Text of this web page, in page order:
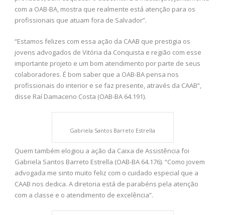
com a OAB-BA, mostra que realmente está atenção para os
profissionais que atuam fora de Salvador”.
“Estamos felizes com essa ação da CAAB que prestigia os
jovens advogados de Vitória da Conquista e região com esse
importante projeto e um bom atendimento por parte de seus
colaboradores. É bom saber que a OAB-BA pensa nos
profissionais do interior e se faz presente, através da CAAB”,
disse Raí Damaceno Costa (OAB-BA 64.191).
Gabriela Santos Barreto Estrella
Quem também elogiou a ação da Caixa de Assistência foi
Gabriela Santos Barreto Estrella (OAB-BA 64.176). “Como jovem
advogada me sinto muito feliz com o cuidado especial que a
CAAB nos dedica. A diretoria está de parabéns pela atenção
com a classe e o atendimento de excelência”.